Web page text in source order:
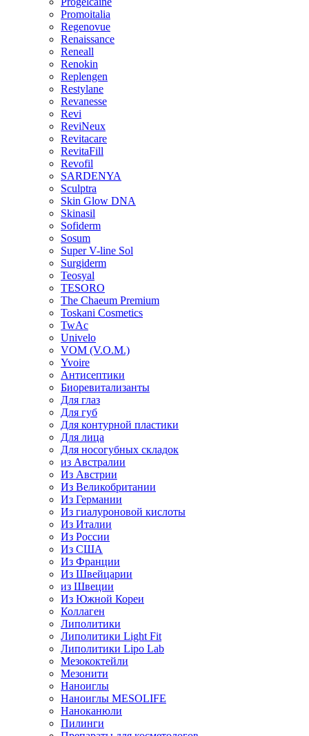
Promoitalia
Regenovue
Renaissance
Reneall
Renokin
Replengen
Restylane
Revanesse
Revi
ReviNeux
Revitacare
RevitaFill
Revofil
SARDENYA
Sculptra
Skin Glow DNA
Skinasil
Sofiderm
Sosum
Super V-line Sol
Surgiderm
Teosyal
TESORO
The Chaeum Premium
Toskani Cosmetics
TwAc
Univelo
VOM (V.O.M.)
Yvoire
Антисептики
Биоревитализанты
Для глаз
Для губ
Для контурной пластики
Для лица
Для носогубных складок
из Австралии
Из Австрии
Из Великобритании
Из Германии
Из гиалуроновой кислоты
Из Италии
Из России
Из США
Из Франции
Из Швейцарии
из Швеции
Из Южной Кореи
Коллаген
Липолитики
Липолитики Light Fit
Липолитики Lipo Lab
Мезококтейли
Мезонити
Наноиглы
Наноиглы MESOLIFE
Наноканюли
Пилинги